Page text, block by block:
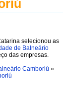
selecionou as
de Balneário
das empresas.
Camboriú »